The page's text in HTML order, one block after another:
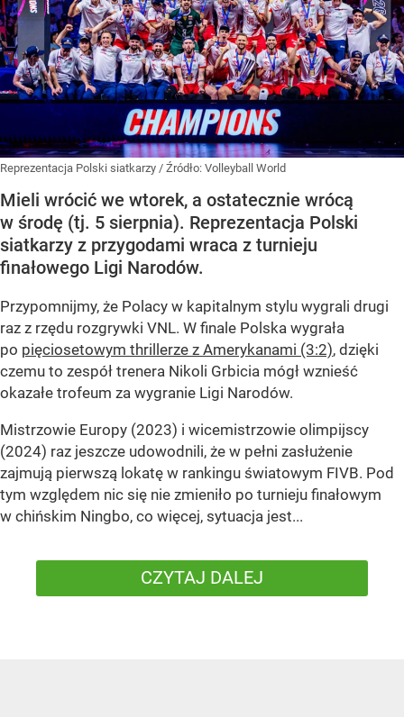
Reprezentacja Polski siatkarzy / Źródło: Volleyball World
Mieli wrócić we wtorek, a ostatecznie wrócą
w środę (tj. 5 sierpnia). Reprezentacja Polski
siatkarzy z przygodami wraca z turnieju
finałowego Ligi Narodów.
Przypomnijmy, że Polacy w kapitalnym stylu wygrali drugi
raz z rzędu rozgrywki VNL. W finale Polska wygrała
po pięciosetowym thrillerze z Amerykanami (3:2), dzięki
czemu to zespół trenera Nikoli Grbicia mógł wznieść
okazałe trofeum za wygranie Ligi Narodów.
Mistrzowie Europy (2023) i wicemistrzowie olimpijscy
(2024) raz jeszcze udowodnili, że w pełni zasłużenie
zajmują pierwszą lokatę w rankingu światowym FIVB. Pod
tym względem nic się nie zmieniło po turnieju finałowym
w chińskim Ningbo, co więcej, sytuacja jest...
CZYTAJ DALEJ